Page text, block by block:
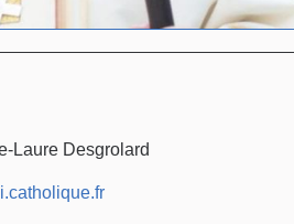
Laure Desgrolard